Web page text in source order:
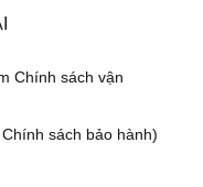
Chính sách vận
sách bảo hành)